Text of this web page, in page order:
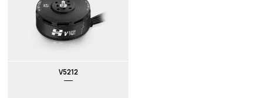
V5212